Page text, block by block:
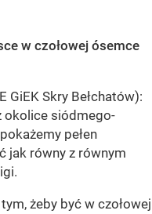
w czołowej ósemce
GiEK Skry Bełchatów):
okolice siódmego-
pełen
jak równy z równym
żeby być w czołowej